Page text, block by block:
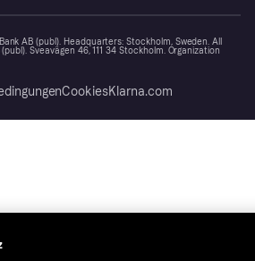
AB (publ). Headquarters: Stockholm, Sweden. All
Sveavägen 46, 111 34 Stockholm. Organization
CookiesKlarna.com